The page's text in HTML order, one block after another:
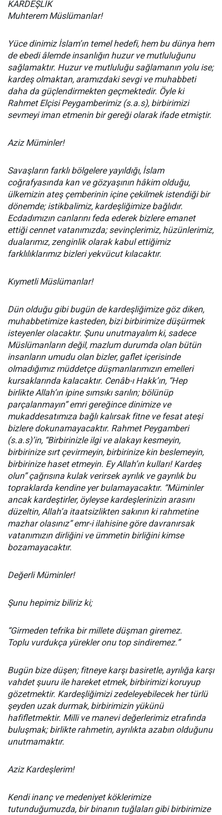
KARDEŞLİK
Muhterem Müslümanlar!
Yüce dinimiz İslam’ın temel hedefi, hem bu dünya hem
de ebedi âlemde insanlığın huzur ve mutluluğunu
sağlamaktır. Huzur ve mutluluğu sağlamanın yolu ise;
kardeş olmaktan, aramızdaki sevgi ve muhabbeti
daha da güçlendirmekten geçmektedir. Öyle ki
Rahmet Elçisi Peygamberimiz (s.a.s), birbirimizi
sevmeyi iman etmenin bir gereği olarak ifade etmiştir.
Aziz Müminler!
Savaşların farklı bölgelere yayıldığı, İslam
coğrafyasında kan ve gözyaşının hâkim olduğu,
ülkemizin ateş çemberinin içine çekilmek istendiği bir
dönemde; istikbalimiz, kardeşliğimize bağlıdır.
Ecdadımızın canlarını feda ederek bizlere emanet
ettiği cennet vatanımızda; sevinçlerimiz, hüzünlerimiz,
dualarımız, zenginlik olarak kabul ettiğimiz
farklılıklarımız bizleri yekvücut kılacaktır.
Kıymetli Müslümanlar!
Dün olduğu gibi bugün de kardeşliğimize göz diken,
muhabbetimize kasteden, bizi birbirimize düşürmek
isteyenler olacaktır. Şunu unutmayalım ki, sadece
Müslümanların değil, mazlum durumda olan bütün
insanların umudu olan bizler, gaflet içerisinde
olmadığımız müddetçe düşmanlarımızın emelleri
kursaklarında kalacaktır. Cenâb-ı Hakk’ın, “Hep
birlikte Allah’ın ipine sımsıkı sarılın; bölünüp
parçalanmayın” emri gereğince dinimize ve
mukaddesatımıza bağlı kalırsak fitne ve fesat ateşi
bizlere dokunamayacaktır. Rahmet Peygamberi
(s.a.s)’in, “Birbirinizle ilgi ve alakayı kesmeyin,
birbirinize sırt çevirmeyin, birbirinize kin beslemeyin,
birbirinize haset etmeyin. Ey Allah’ın kulları! Kardeş
olun” çağrısına kulak verirsek ayrılık ve gayrılık bu
topraklarda kendine yer bulamayacaktır. “Müminler
ancak kardeştirler, öyleyse kardeşlerinizin arasını
düzeltin, Allah’a itaatsizlikten sakının ki rahmetine
mazhar olasınız” emr-i ilahisine göre davranırsak
vatanımızın dirliğini ve ümmetin birliğini kimse
bozamayacaktır.
Değerli Müminler!
Şunu hepimiz biliriz ki;
“Girmeden tefrika bir millete düşman giremez.
Toplu vurdukça yürekler onu top sindiremez.”
Bugün bize düşen; fitneye karşı basiretle, ayrılığa karşı
vahdet şuuru ile hareket etmek, birbirimizi koruyup
gözetmektir. Kardeşliğimizi zedeleyebilecek her türlü
şeyden uzak durmak, birbirimizin yükünü
hafifletmektir. Milli ve manevi değerlerimiz etrafında
buluşmak; birlikte rahmetin, ayrılıkta azabın olduğunu
unutmamaktır.
Aziz Kardeşlerim!
Kendi inanç ve medeniyet köklerimize
tutunduğumuzda, bir binanın tuğlaları gibi birbirimize